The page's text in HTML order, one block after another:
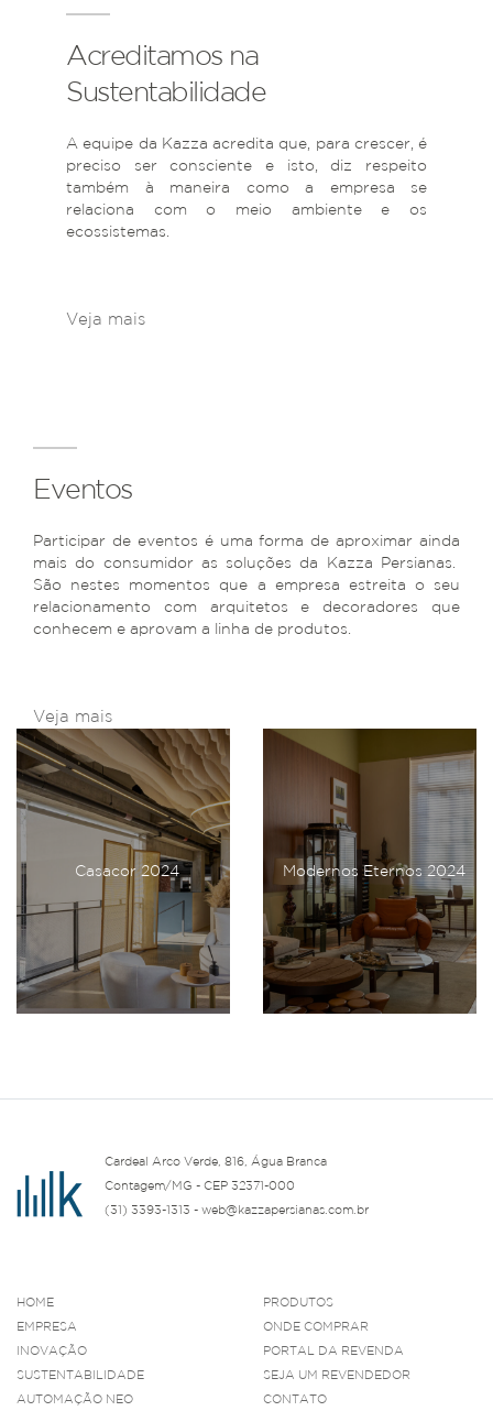
Acreditamos na
Sustentabilidade
A equipe da Kazza acredita que, para crescer, é
preciso ser consciente e isto, diz respeito
também à maneira como a empresa se
relaciona com o meio ambiente e os
ecossistemas.
Veja mais
Eventos
Participar de eventos é uma forma de aproximar ainda
mais do consumidor as soluções da Kazza Persianas.
São nestes momentos que a empresa estreita o seu
relacionamento com arquitetos e decoradores que
conhecem e aprovam a linha de produtos.
Veja mais
Casacor 2024 Modernos Eternos 2024
Cardeal Arco Verde, 816, Água Branca
Contagem/MG - CEP 32371-000
(31) 3393-1313 - web@kazzapersianas.com.br
HOME
EMPRESA
INOVAÇÃO
SUSTENTABILIDADE
AUTOMAÇÃO NEO
PRODUTOS
ONDE COMPRAR
PORTAL DA REVENDA
SEJA UM REVENDEDOR
CONTATO